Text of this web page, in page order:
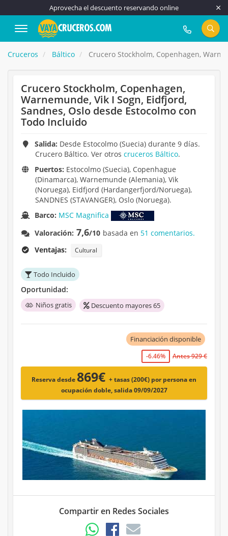
Aprovecha el descuento reservando online
917 815 555
Cruceros Báltico Crucero Stockholm, Copenhagen,
Crucero Stockholm, Copenhagen,
Warnemunde, Vik I Sogn, Eidfjord,
Sandnes, Oslo desde Estocolmo con
Todo Incluido
Salida: Desde Estocolmo (Suecia) durante 9 días.
Crucero Báltico. Ver otros cruceros Báltico.
Puertos: Estocolmo (Suecia), Copenhague
(Dinamarca), Warnemunde (Alemania), Vik
(Noruega), Eidfjord (Hardangerfjord/Noruega),
SANDNES (STAVANGER), Oslo (Noruega).
Barco: MSC Magnifica
Valoración: 7,6/10 basada en 51 comentarios.
Ventajas:
Cultural
Todo Incluido
Oportunidad:
Niños gratis Descuento mayores 65
Financiación disponible
-6.46% Antes 929 €
Reserva desde 869€ + tasas (200€) por persona en
ocupación doble, salida 09/09/2027
Compartir en Redes Sociales